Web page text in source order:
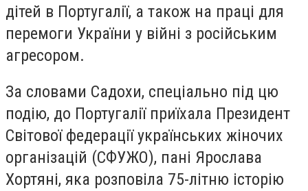
дітей в Португалії, а також на праці для
перемоги України у війні з російським
агресором.
За словами Садохи, спеціально під цю
подію, до Португалії приїхала Президент
Світової федерації українських жіночих
організацій (СФУЖО), пані Ярослава
Хортяні, яка розповіла 75-літню історію